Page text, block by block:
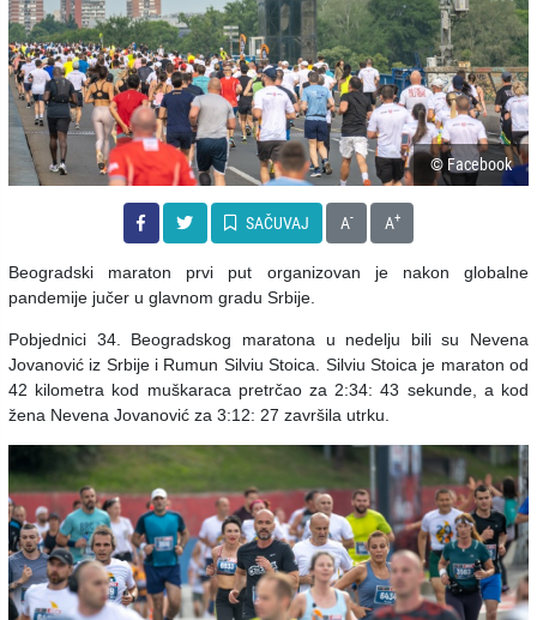
© Facebook
SAČUVAJ A- A+
Beogradski maraton prvi put organizovan je nakon globalne
pandemije jučer u glavnom gradu Srbije.
Pobjednici 34. Beogradskog maratona u nedelju bili su Nevena
Jovanović iz Srbije i Rumun Silviu Stoica. Silviu Stoica je maraton od
42 kilometra kod muškaraca pretrčao za 2:34: 43 sekunde, a kod
žena Nevena Jovanović za 3:12: 27 završila utrku.